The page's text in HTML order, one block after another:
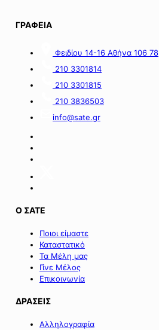
της
Σαμοθράκης».
ΓΡΑΦΕΙΑ
Φειδίου 14-16 Αθήνα 106 78
210 3301814
210 3301815
210 3836503
info@sate.gr
Ο ΣΑΤΕ
Ποιοι είμαστε
Καταστατικό
Τα Μέλη μας
Γίνε Μέλος
Επικοινωνία
ΔΡΑΣΕΙΣ
Αλληλογραφία